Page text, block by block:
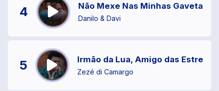
4 Não Mexe Nas Minhas Gavetas
Danilo & Davi
5 Irmão da Lua, Amigo das Estrelas
Zezé di Camargo